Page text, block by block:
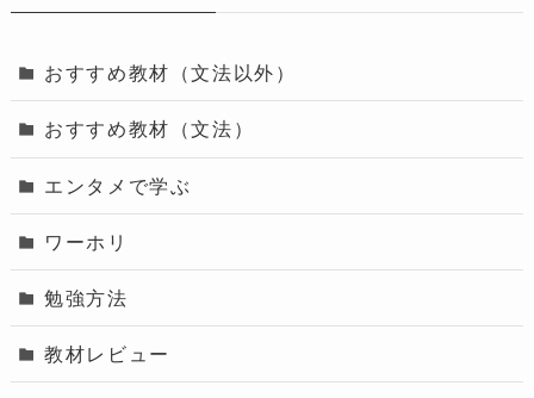
おすすめ教材（文法以外）
おすすめ教材（文法）
エンタメで学ぶ
ワーホリ
勉強方法
教材レビュー